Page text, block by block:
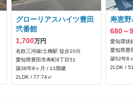
グローリアスハイツ豊田
弐番館
1,700万円
名鉄三河線/土橋駅 徒歩10分
愛知県豊田市寿町8丁目51
築38年9ヶ月 / 11階建
2LDK / 77.74㎡
寿恵野
680～
愛知環状
愛知県豊
築52年8
2LDK /